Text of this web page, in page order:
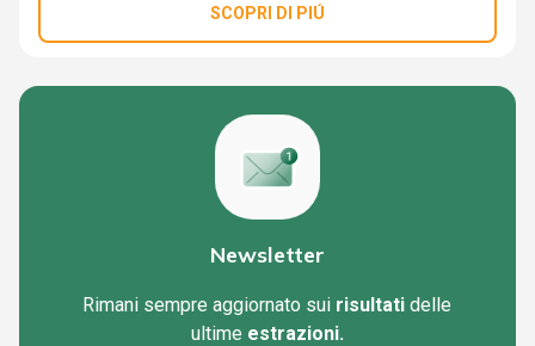
SCOPRI DI PIÚ
Newsletter
Rimani sempre aggiornato sui risultati delle
ultime estrazioni.